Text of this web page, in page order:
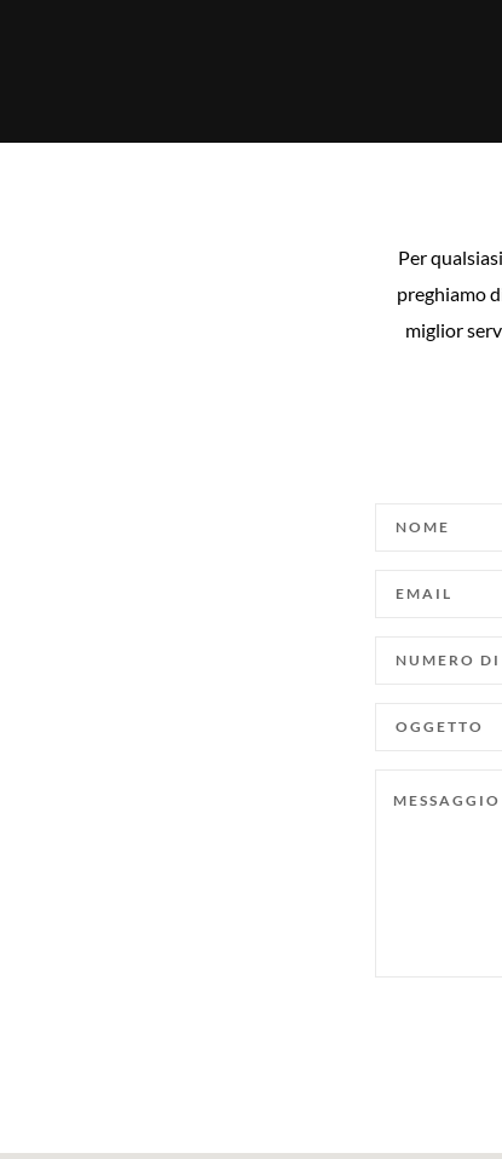
Per
preghiamo
miglior